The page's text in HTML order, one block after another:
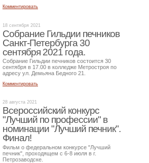
Комментировать
18 сентября 2021
Собрание Гильдии печников
Санкт-Петербурга 30
сентября 2021 года.
Собрание Гильдии печников состоится 30
сентября в 17.00 в колледже Метростроя по
адресу ул. Демьяна Бедного 21.
Комментировать
28 августа 2021
Всероссийский конкурс
"Лучший по профессии" в
номинации "Лучший печник".
Финал!
Фильм о федеральном конкурсе "Лучший
печник", проходящем с 6-8 июля в г.
Петрозаводске.